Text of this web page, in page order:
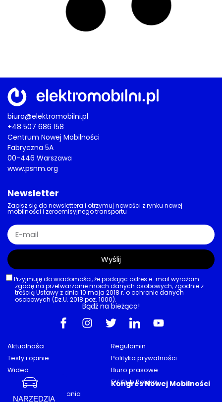
NARZĘDZIA
biuro@elektromobilni.pl
+48 507 686 158
Centrum Nowej Mobilności
Fabryczna 5A
00-446 Warszawa
www.psnm.org
Aktualności
Testy i opinie
Wideo
Porady
Mapa stacji ładowania
Regulamin
Polityka prywatności
Biuro prasowe
EV Klub Polska
Kongres Nowej Mobilności
Newsletter
Zapisz się do newslettera i otrzymuj nowości z rynku nowej
mobilności i zeroemisyjnego transportu
Przyjmuję do wiadomości, że podając adres e-mail wyrażam
zgodę na przetwarzanie moich danych osobowych, zgodnie z
treścią Ustawy z dnia 10 maja 2018 r. o ochronie danych
osobowych (Dz.U. 2018 poz. 1000).
Wyślij
Bądź na bieżąco!